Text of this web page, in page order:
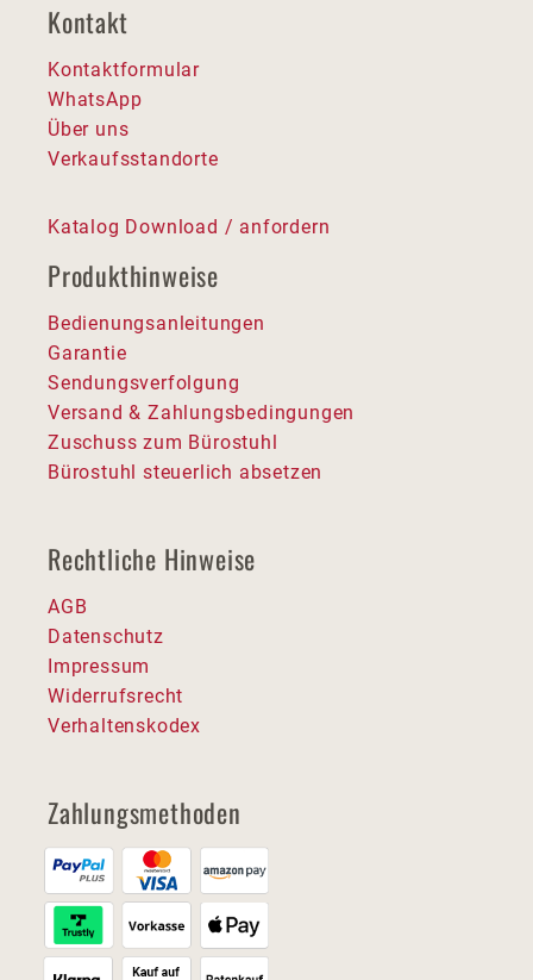
Kontakt
Kontaktformular
WhatsApp
Über uns
Verkaufsstandorte
Katalog Download / anfordern
Produkthinweise
Bedienungsanleitungen
Garantie
Sendungsverfolgung
Versand & Zahlungsbedingungen
Zuschuss zum Bürostuhl
Bürostuhl steuerlich absetzen
Rechtliche Hinweise
AGB
Datenschutz
Impressum
Widerrufsrecht
Verhaltenskodex
Zahlungsmethoden